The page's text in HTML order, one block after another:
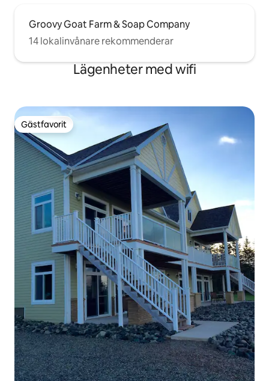
Groovy Goat Farm & Soap Company
14 lokalinvånare rekommenderar
Lägenheter med wifi
Gästfavorit
Gästfavorit